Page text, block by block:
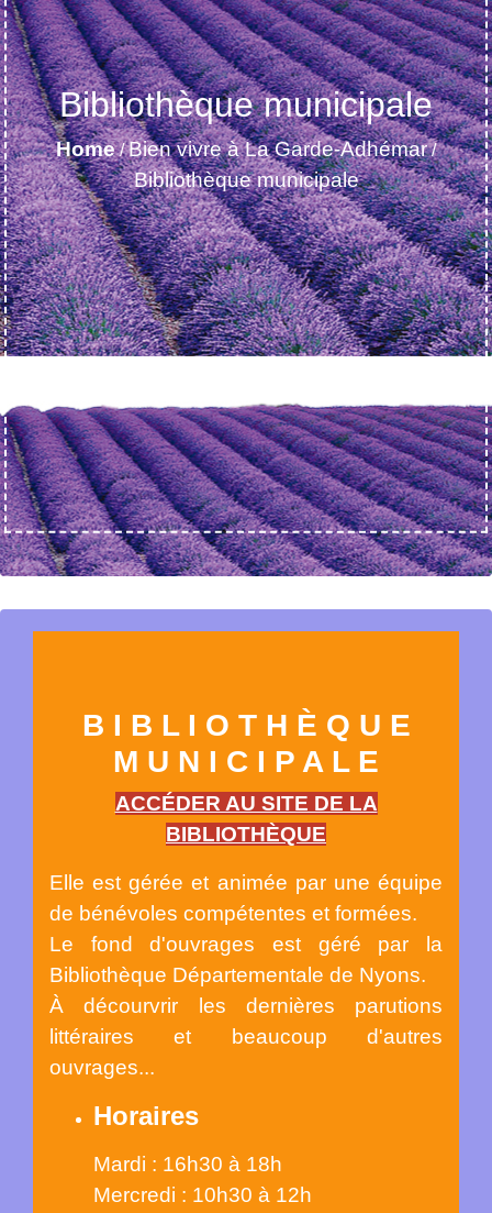
Bibliothèque municipale
Home/Bien vivre à La Garde-Adhémar/
Bibliothèque municipale
B I B L I O T H È Q U E
M U N I C I P A L E
ACCÉDER AU SITE DE LA
BIBLIOTHÈQUE
Elle est gérée et animée par une équipe
de bénévoles compétentes et formées.
Le fond d'ouvrages est géré par la
Bibliothèque Départementale de Nyons.
À décourvrir les dernières parutions
littéraires et beaucoup d'autres
ouvrages...
Horaires
Mardi : 16h30 à 18h
Mercredi : 10h30 à 12h